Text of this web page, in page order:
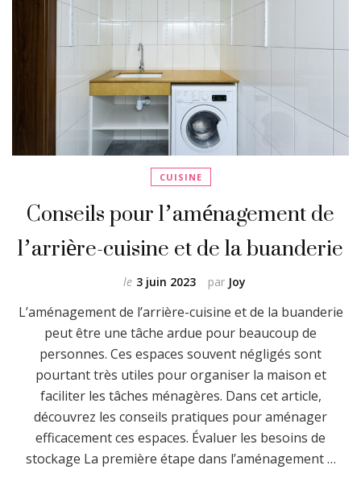
CUISINE
Conseils pour l’aménagement de
l’arrière-cuisine et de la buanderie
par Joy
le 3 juin 2023
L’aménagement de l’arrière-cuisine et de la buanderie
peut être une tâche ardue pour beaucoup de
personnes. Ces espaces souvent négligés sont
pourtant très utiles pour organiser la maison et
faciliter les tâches ménagères. Dans cet article,
découvrez les conseils pratiques pour aménager
efficacement ces espaces. Évaluer les besoins de
stockage La première étape dans l’aménagement …